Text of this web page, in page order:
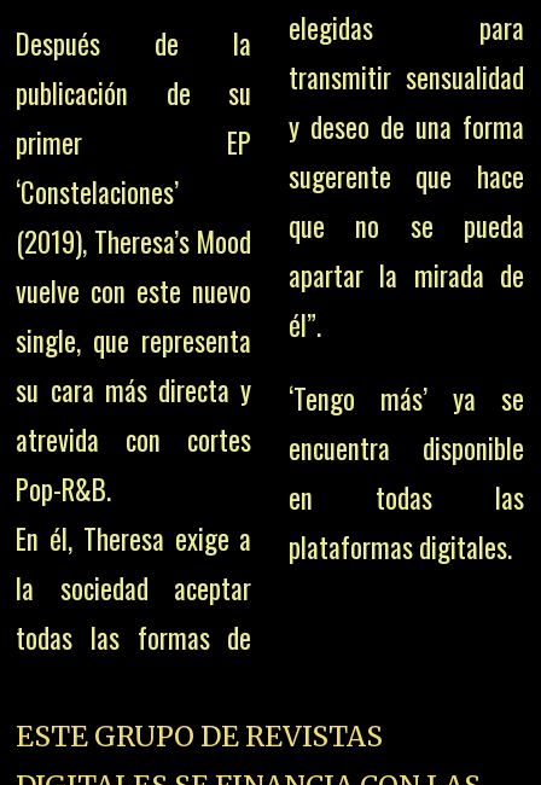
Después de la
publicación de su
primer EP
‘Constelaciones’
(2019), Theresa’s Mood
vuelve con este nuevo
single, que representa
su cara más directa y
atrevida con cortes
Pop-R&B.
En él, Theresa exige a
la sociedad aceptar
todas las formas de
elegidas para
transmitir sensualidad
y deseo de una forma
sugerente que hace
que no se pueda
apartar la mirada de
él”.
‘Tengo más’ ya se
encuentra disponible
en todas las
plataformas digitales.
ESTE GRUPO DE REVISTAS